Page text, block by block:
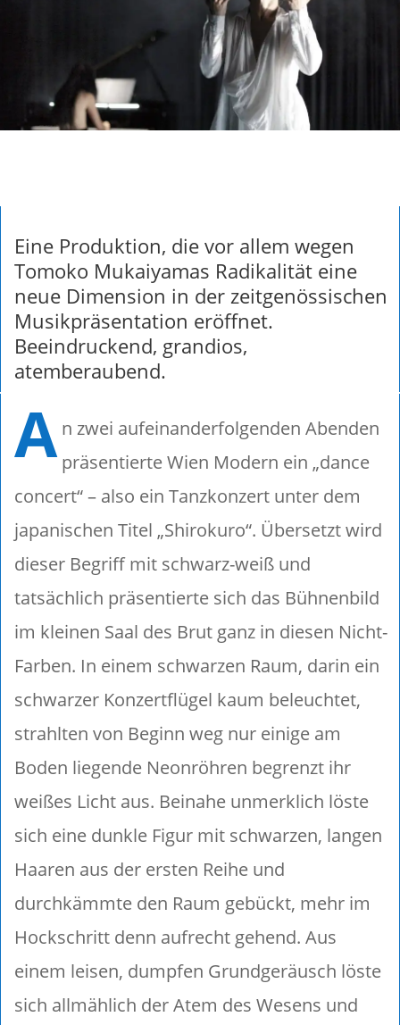
Eine Produktion, die vor allem wegen
Tomoko Mukaiyamas Radikalität eine
neue Dimension in der zeitgenössischen
Musikpräsentation eröffnet.
Beeindruckend, grandios,
atemberaubend.
A n zwei aufeinanderfolgenden Abenden
präsentierte Wien Modern ein „dance
concert“ – also ein Tanzkonzert unter dem
japanischen Titel „Shirokuro“. Übersetzt wird
dieser Begriff mit schwarz-weiß und
tatsächlich präsentierte sich das Bühnenbild
im kleinen Saal des Brut ganz in diesen Nicht-
Farben. In einem schwarzen Raum, darin ein
schwarzer Konzertflügel kaum beleuchtet,
strahlten von Beginn weg nur einige am
Boden liegende Neonröhren begrenzt ihr
weißes Licht aus. Beinahe unmerklich löste
sich eine dunkle Figur mit schwarzen, langen
Haaren aus der ersten Reihe und
durchkämmte den Raum gebückt, mehr im
Hockschritt denn aufrecht gehend. Aus
einem leisen, dumpfen Grundgeräusch löste
sich allmählich der Atem des Wesens und